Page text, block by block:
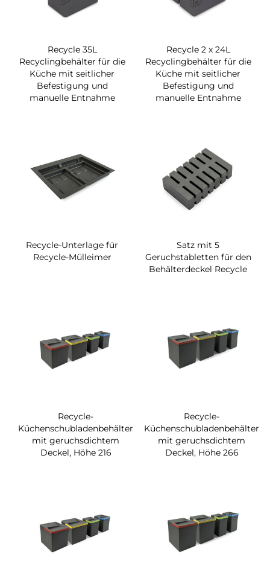
Recycle 35L
Recyclingbehälter für die
Küche mit seitlicher
Befestigung und
manuelle Entnahme
Recycle 2 x 24L
Recyclingbehälter für die
Küche mit seitlicher
Befestigung und
manuelle Entnahme
Recycle-Unterlage für
Recycle-Mülleimer
Satz mit 5
Geruchstabletten für den
Behälterdeckel Recycle
Recycle-
Küchenschubladenbehälter
mit geruchsdichtem
Deckel, Höhe 216
Recycle-
Küchenschubladenbehälter
mit geruchsdichtem
Deckel, Höhe 266